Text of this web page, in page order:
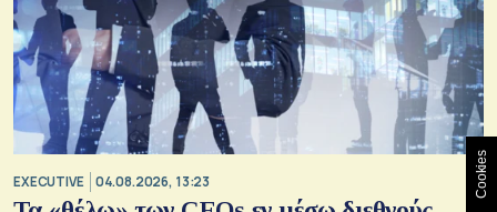
EXECUTIVE 04.08.2026, 13:23 Cookies